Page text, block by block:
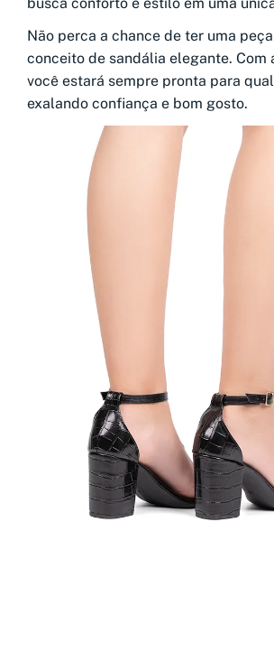
Não perca a chance de ter uma
conceito de sandália elegante. Com
você estará sempre pronta para
exalando confiança e bom gosto.